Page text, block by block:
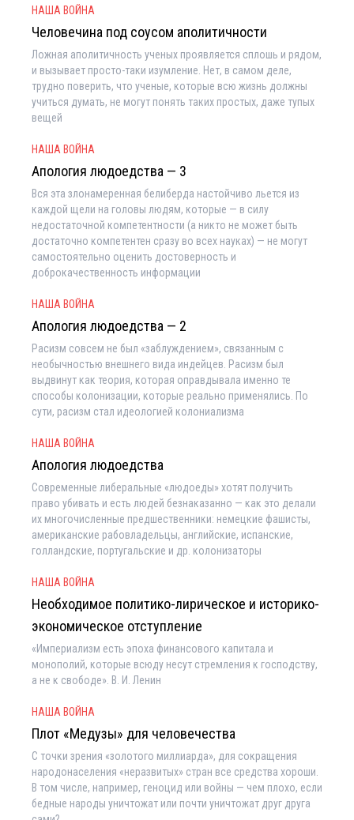
НАША ВОЙНА
Человечина под соусом аполитичности
Ложная аполитичность ученых проявляется сплошь и рядом,
и вызывает просто-таки изумление. Нет, в самом деле,
трудно поверить, что ученые, которые всю жизнь должны
учиться думать, не могут понять таких простых, даже тупых
вещей
НАША ВОЙНА
Апология людоедства — 3
Вся эта злонамеренная белиберда настойчиво льется из
каждой щели на головы людям, которые — в силу
недостаточной компетентности (а никто не может быть
достаточно компетентен сразу во всех науках) — не могут
самостоятельно оценить достоверность и
доброкачественность информации
НАША ВОЙНА
Апология людоедства — 2
Расизм совсем не был «заблуждением», связанным с
необычностью внешнего вида индейцев. Расизм был
выдвинут как теория, которая оправдывала именно те
способы колонизации, которые реально применялись. По
сути, расизм стал идеологией колониализма
НАША ВОЙНА
Апология людоедства
Современные либеральные «людоеды» хотят получить
право убивать и есть людей безнаказанно — как это делали
их многочисленные предшественники: немецкие фашисты,
американские рабовладельцы, английские, испанские,
голландские, португальские и др. колонизаторы
НАША ВОЙНА
Необходимое политико-лирическое и историко-
экономическое отступление
«Империализм есть эпоха финансового капитала и
монополий, которые всюду несут стремления к господству,
а не к свободе». В. И. Ленин
НАША ВОЙНА
Плот «Медузы» для человечества
С точки зрения «золотого миллиарда», для сокращения
народонаселения «неразвитых» стран все средства хороши.
В том числе, например, геноцид или войны — чем плохо, если
бедные народы уничтожат или почти уничтожат друг друга